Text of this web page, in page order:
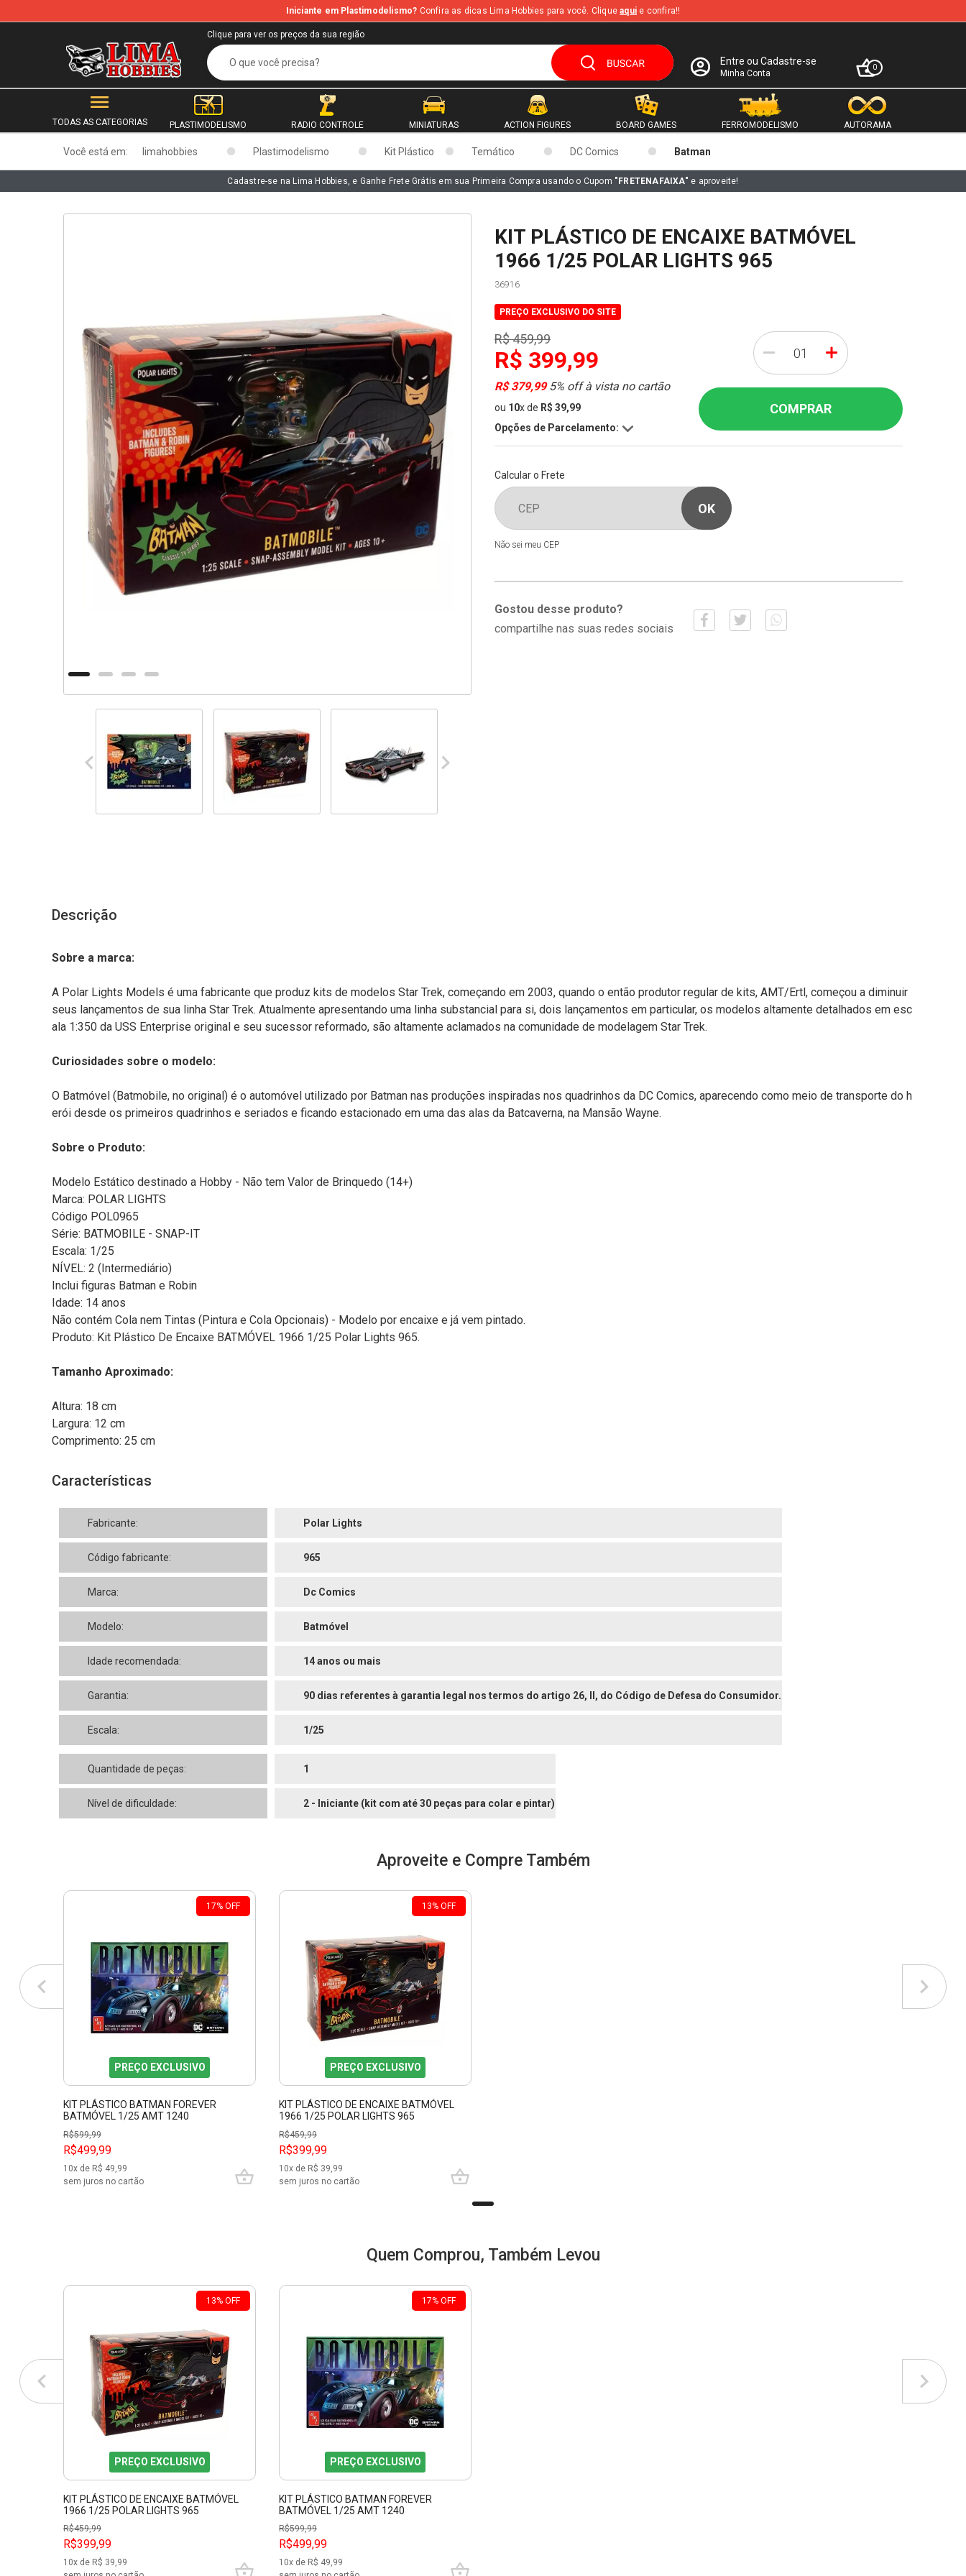
b
Iniciante em Plastimodelismo? Confira as dicas Lima Hobbies para você. Cliqueaqui e confira!!
Clique para ver os preços da sua região
Entre ou Cadastre-se
Minha Conta
0
TODAS AS CATEGORIAS PLASTIMODELISMO RADIO CONTROLE MINIATURAS ACTION FIGURES BOARD GAMES FERROMODELISMO AUTORAMA
Você está em: limahobbies Plastimodelismo Kit Plástico Temático DC Comics Batman
Cadastre-se na Lima Hobbies, e Ganhe Frete Grátis em sua Primeira Compra usando o Cupom "FRETENAFAIXA" e aproveite!
KIT PLÁSTICO DE ENCAIXE BATMÓVEL
1966 1/25 POLAR LIGHTS 965
36916
PREÇO EXCLUSIVO DO SITE
R$ 459,99
R$ 399,99
R$ 379,995% off à vista no cartão
ou 10xde R$ 39,99
Opções de Parcelamento:
- +
COMPRAR
Calcular o Frete
Não sei meu CEP
Gostou desse produto?
compartilhe nas suas redes sociais
Descrição
Sobre a marca:
A Polar Lights Models é uma fabricante que produz kits de modelos Star Trek, começando em 2003, quando o então produtor regular de kits, AMT/Ertl, começou a diminuir
seus lançamentos de sua linha Star Trek. Atualmente apresentando uma linha substancial para si, dois lançamentos em particular, os modelos altamente detalhados em esc
ala 1:350 da USS Enterprise original e seu sucessor reformado, são altamente aclamados na comunidade de modelagem Star Trek.
Curiosidades sobre o modelo:
O Batmóvel (Batmobile, no original) é o automóvel utilizado por Batman nas produções inspiradas nos quadrinhos da DC Comics, aparecendo como meio de transporte do h
erói desde os primeiros quadrinhos e seriados e ficando estacionado em uma das alas da Batcaverna, na Mansão Wayne.
Sobre o Produto:
Modelo Estático destinado a Hobby - Não tem Valor de Brinquedo (14+)
Marca: POLAR LIGHTS
Código POL0965
Série: BATMOBILE - SNAP-IT
Escala: 1/25
NÍVEL: 2 (Intermediário)
Inclui figuras Batman e Robin
Idade: 14 anos
Não contém Cola nem Tintas (Pintura e Cola Opcionais) - Modelo por encaixe e já vem pintado.
Produto: Kit Plástico De Encaixe BATMÓVEL 1966 1/25 Polar Lights 965.
Tamanho Aproximado:
Altura: 18 cm
Largura: 12 cm
Comprimento: 25 cm
Características
Fabricante: Polar Lights
Código fabricante: 965
Marca: Dc Comics
Modelo: Batmóvel
Idade recomendada: 14 anos ou mais
Garantia: 90 dias referentes à garantia legal nos termos do artigo 26, II, do Código de Defesa do Consumidor.
Escala: 1/25
Quantidade de peças: 1
Nível de dificuldade: 2 - Iniciante (kit com até 30 peças para colar e pintar)
Aproveite e Compre Também
17% OFF
PREÇO EXCLUSIVO
KIT PLÁSTICO BATMAN FOREVER
BATMÓVEL 1/25 AMT 1240
R$599,99
R$499,99
10x de R$ 49,99
sem juros no cartão
13% OFF
PREÇO EXCLUSIVO
KIT PLÁSTICO DE ENCAIXE BATMÓVEL
1966 1/25 POLAR LIGHTS 965
R$459,99
R$399,99
10x de R$ 39,99
sem juros no cartão
Quem Comprou, Também Levou
13% OFF
PREÇO EXCLUSIVO
KIT PLÁSTICO DE ENCAIXE BATMÓVEL
1966 1/25 POLAR LIGHTS 965
R$459,99
R$399,99
10x de R$ 39,99
17% OFF
PREÇO EXCLUSIVO
KIT PLÁSTICO BATMAN FOREVER
BATMÓVEL 1/25 AMT 1240
R$599,99
R$499,99
10x de R$ 49,99